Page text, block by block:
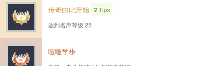
传奇由此开始 2Tips
达到名声等级 25
哑哑学步